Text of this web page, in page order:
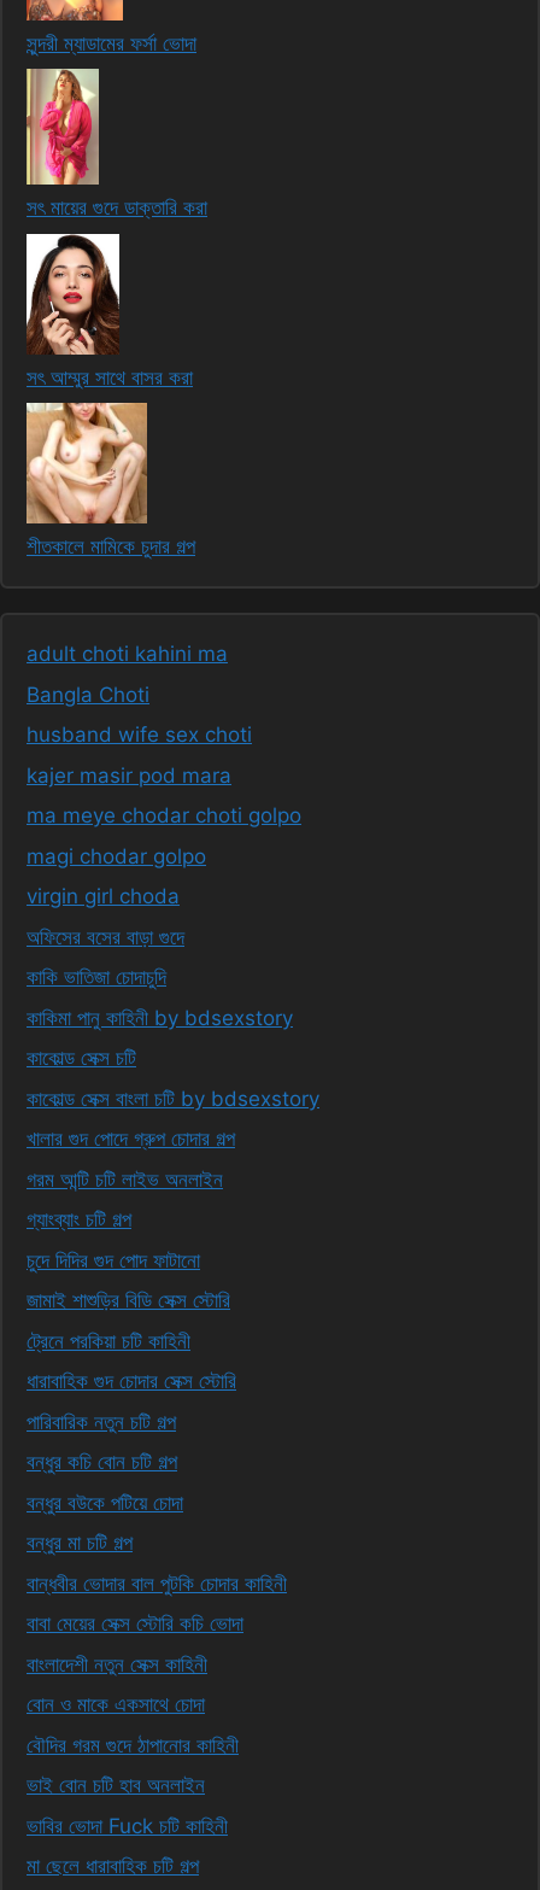
সুন্দরী ম্যাডামের ফর্সা ভোদা
সৎ মায়ের গুদে ডাক্তারি করা
সৎ আম্মুর সাথে বাসর করা
শীতকালে মামিকে চুদার গল্প
adult choti kahini ma
Bangla Choti
husband wife sex choti
kajer masir pod mara
ma meye chodar choti golpo
magi chodar golpo
virgin girl choda
অফিসের বসের বাড়া গুদে
কাকি ভাতিজা চোদাচুদি
কাকিমা পানু কাহিনী by bdsexstory
কাকোল্ড সেক্স চটি
কাকোল্ড সেক্স বাংলা চটি by bdsexstory
খালার গুদ পোদে গ্রুপ চোদার গল্প
গরম আন্টি চটি লাইভ অনলাইন
গ্যাংব্যাং চটি গল্প
চুদে দিদির গুদ পোদ ফাটানো
জামাই শাশুড়ির বিডি সেক্স স্টোরি
ট্রেনে পরকিয়া চটি কাহিনী
ধারাবাহিক গুদ চোদার সেক্স স্টোরি
পারিবারিক নতুন চটি গল্প
বন্ধুর কচি বোন চটি গল্প
বন্ধুর বউকে পটিয়ে চোদা
বন্ধুর মা চটি গল্প
বান্ধবীর ভোদার বাল পুটকি চোদার কাহিনী
বাবা মেয়ের সেক্স স্টোরি কচি ভোদা
বাংলাদেশী নতুন সেক্স কাহিনী
বোন ও মাকে একসাথে চোদা
বৌদির গরম গুদে ঠাপানোর কাহিনী
ভাই বোন চটি হাব অনলাইন
ভাবির ভোদা Fuck চটি কাহিনী
মা ছেলে ধারাবাহিক চটি গল্প